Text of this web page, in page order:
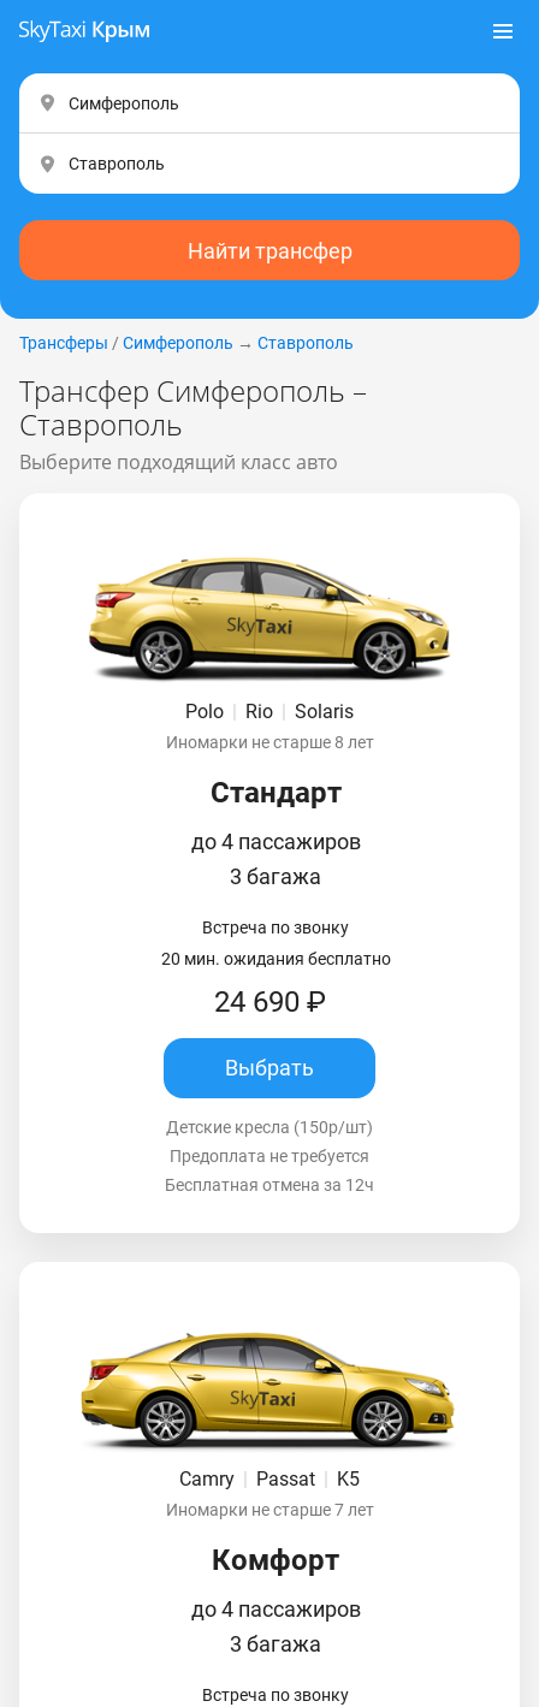
Найти трансфер
Трансферы / Симферополь → Ставрополь
Трансфер Симферополь –
Ставрополь
Выберите подходящий класс авто
Polo | Rio | Solaris
Иномарки не старше 8 лет
Стандарт
до 4 пассажиров
3 багажа
Встреча по звонку
20 мин. ожидания бесплатно
24 690 ₽
Выбрать
Детские кресла (150р/шт)
Предоплата не требуется
Бесплатная отмена за 12ч
Camry Passat K5
Иномарки не старше 7 лет
Комфорт
до 4 пассажиров
3 багажа
Встреча по звонку